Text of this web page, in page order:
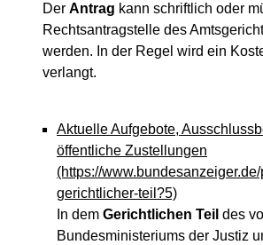
Der Antrag kann schriftlich oder
Rechtsantragstelle des
werden. In der Regel wird ein
verlangt.
Aktuelle Aufgebote,
öffentliche Zustellungen
(https://
gerichtlicher-teil?5)
In dem Gerichtlichen Teil des
Bundesministeriums der Justiz